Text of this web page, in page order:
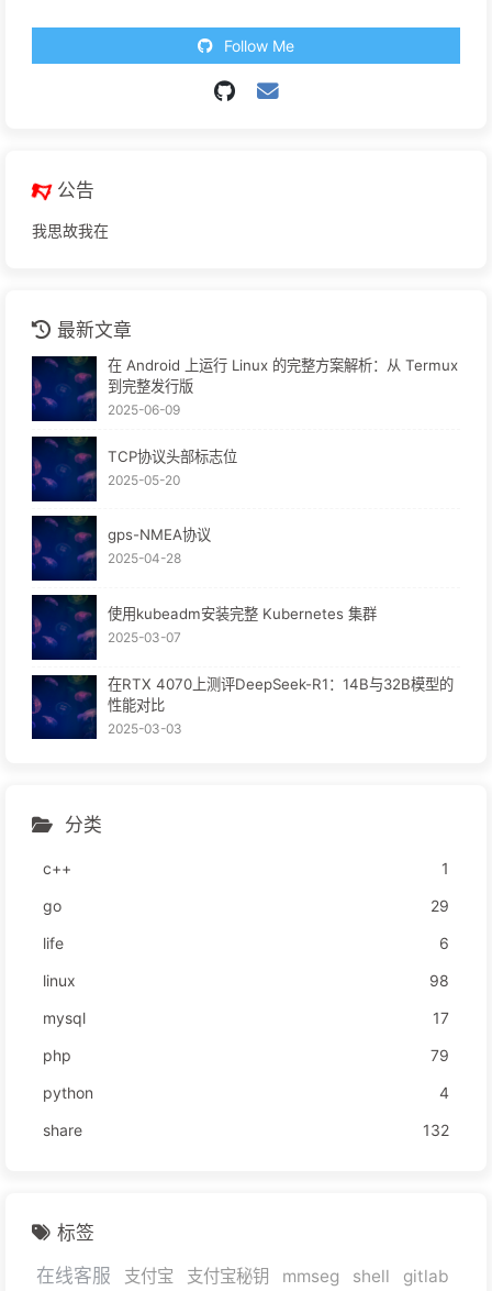
Follow Me
公告
我思故我在
最新文章
在 Android 上运行 Linux 的完整方案解析：从 Termux
到完整发行版
2025-06-09
TCP协议头部标志位
2025-05-20
gps-NMEA协议
2025-04-28
使用kubeadm安装完整 Kubernetes 集群
2025-03-07
在RTX 4070上测评DeepSeek-R1：14B与32B模型的
性能对比
2025-03-03
分类
c++
1
go
29
life
6
linux
98
mysql
17
php
79
python
4
share
132
标签
在线客服
支付宝 支付宝秘钥 mmseg shell gitlab